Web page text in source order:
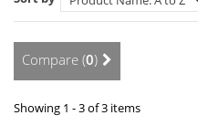
Compare (0)
Showing 1 - 3 of 3 items